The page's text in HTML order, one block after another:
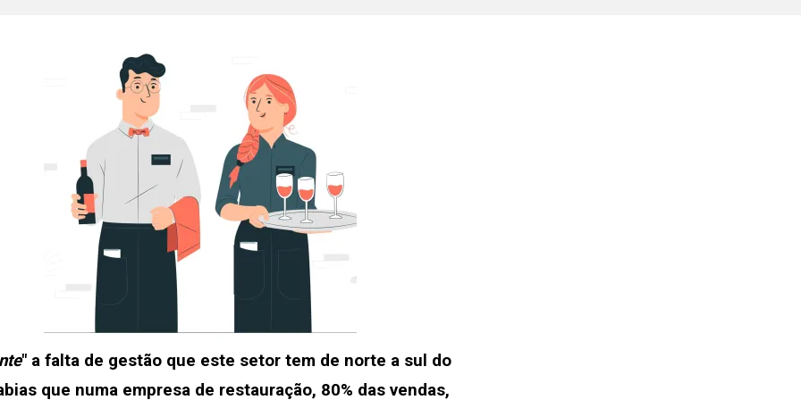
" a falta de gestão que este setor tem de norte a sul do
que numa empresa de restauração, 80% das vendas,